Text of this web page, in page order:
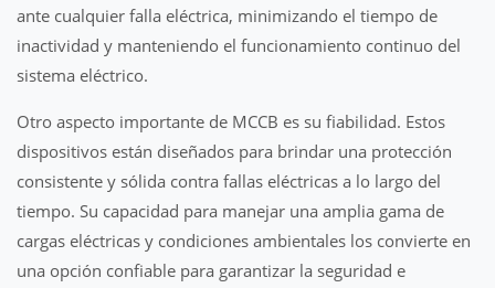
ante cualquier falla eléctrica, minimizando el tiempo de
inactividad y manteniendo el funcionamiento continuo del
sistema eléctrico.
Otro aspecto importante de MCCB es su fiabilidad. Estos
dispositivos están diseñados para brindar una protección
consistente y sólida contra fallas eléctricas a lo largo del
tiempo. Su capacidad para manejar una amplia gama de
cargas eléctricas y condiciones ambientales los convierte en
una opción confiable para garantizar la seguridad e